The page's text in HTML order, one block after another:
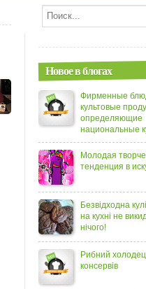
Новое в блогах
Фирменные
культовые
определяющие
национальные
Молодая
тенденция в
Безвідходна
на кухні не
нічого!
Рибний
консервів